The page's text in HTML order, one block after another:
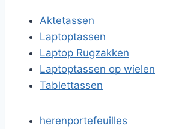
Aktetassen
Laptoptassen
Laptop Rugzakken
Laptoptassen op wielen
Tablettassen
herenportefeuilles